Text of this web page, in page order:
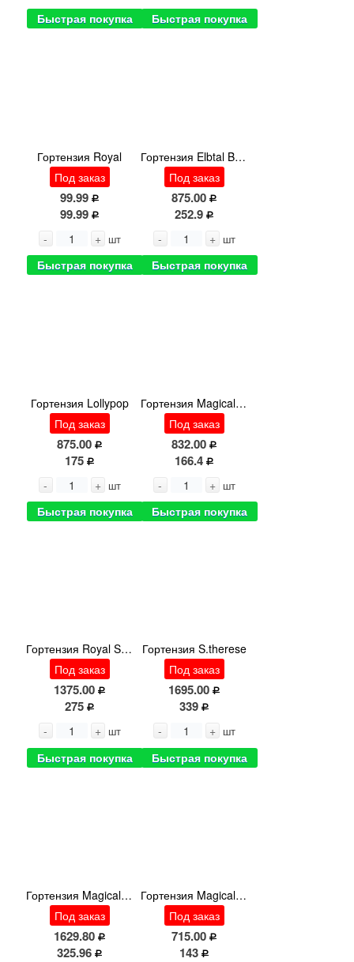
Быстрая покупка Быстрая покупка
Гортензия Royal
Под заказ
99.99
99.99
- + шт
Быстрая покупка
Гортензия Elbtal Blue
Под заказ
875.00
252.9
- + шт
Быстрая покупка
Гортензия Lollypop
Под заказ
875.00
175
- + шт
Быстрая покупка
Гортензия Magical Sapphi Cl
Под заказ
832.00
166.4
- + шт
Быстрая покупка
Гортензия Royal Surprise
Под заказ
1375.00
275
- + шт
Быстрая покупка
Гортензия S.therese
Под заказ
1695.00
339
- + шт
Быстрая покупка
Гортензия Magical Summer
Под заказ
1629.80
325.96
Гортензия Magical Allegret
Под заказ
715.00
143